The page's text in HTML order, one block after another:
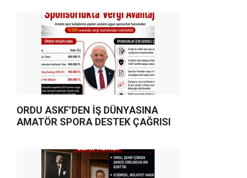
ORDU ASKF’DEN İŞ DÜNYASINA
AMATÖR SPORA DESTEK ÇAĞRISI